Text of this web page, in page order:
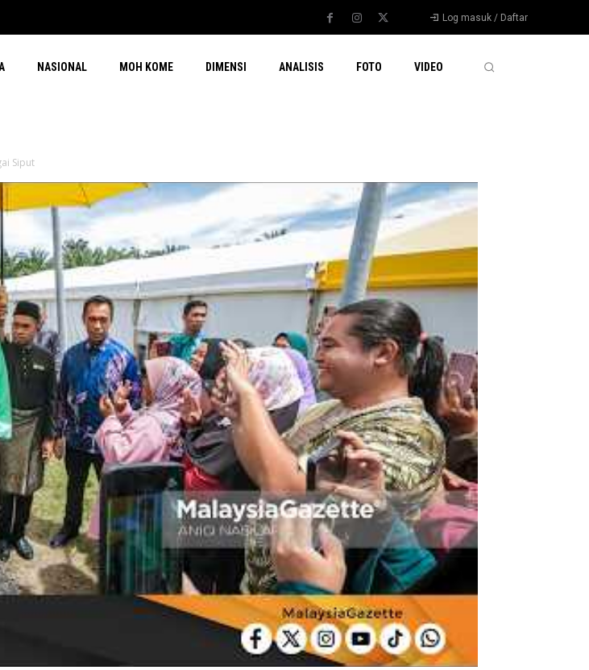
Log masuk / Daftar
NASIONAL MOH KOME DIMENSI ANALISIS FOTO VIDEO
Siput